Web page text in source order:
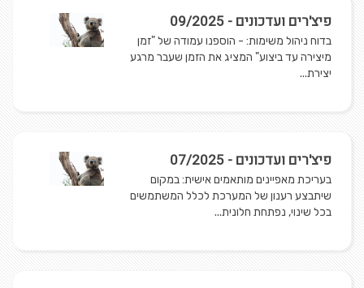
פיצ'רים ועדכונים - 09/2025
בדוח ניהול משימות: - הוספנו עמודה של "זמן
מיצירה עד ביצוע" המציג את הזמן שעבר מרגע
יצירת...
פיצ'רים ועדכונים - 07/2025
בעריכת מאפיינים מותאמים אישית: במקום
שיתבצע רענון של המערכת לכלל המשתמשים
בכל שינוי, נפתחת חלונית...